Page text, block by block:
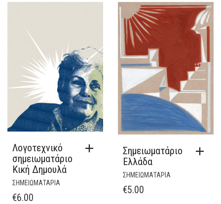
Λογοτεχνικό
σημειωματάριο
Κική Δημουλά
ΣΗΜΕΙΩΜΑΤΑΡΙΑ
€6.00
Σημειωματάριο
Ελλάδα
ΣΗΜΕΙΩΜΑΤΑΡΙΑ
€5.00